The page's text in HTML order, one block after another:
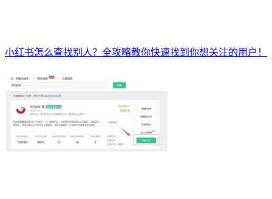
小红书怎么查找别人？全攻略教你快速找到你想关注的用户！